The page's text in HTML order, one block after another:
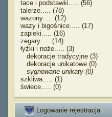
tace i podstawki..... (56)
talerze..... (78)
wazony..... (12)
wazy i bigośnice..... (17)
zapieki..... (16)
zegary..... (14)
łyżki i noże..... (3)
dekoracje tradycyjne (3)
dekoracje unikatowe (0)
sygnowane unikaty (0)
szkliwa..... (1)
świece..... (0)
Logowanie rejestracja